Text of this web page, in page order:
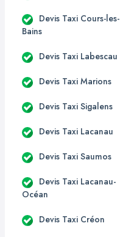
Devis Taxi Cours-les-
Bains
Devis Taxi Labescau
Devis Taxi Marions
Devis Taxi Sigalens
Devis Taxi Lacanau
Devis Taxi Saumos
Devis Taxi Lacanau-
Océan
Devis Taxi Créon